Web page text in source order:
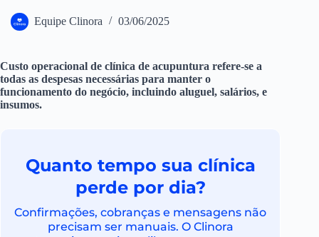
Equipe Clinora 03/06/2025
Custo operacional de clínica de acupuntura refere-se a
todas as despesas necessárias para manter o
funcionamento do negócio, incluindo aluguel, salários, e
insumos.
Quanto tempo sua clínica
perde por dia?
Confirmações, cobranças e mensagens não
precisam ser manuais. O Clinora